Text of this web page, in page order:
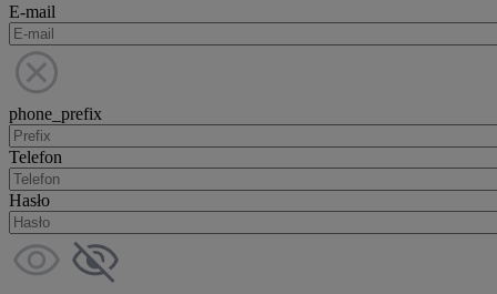
E-mail
phone_prefix
Telefon
Hasło